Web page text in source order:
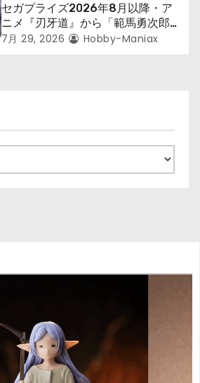
セガプライズ2026年8月以降・ア
ニメ『刃牙道』から「範馬勇次郎」
が登場ッッ!!
7月 29, 2026 Hobby-Maniax